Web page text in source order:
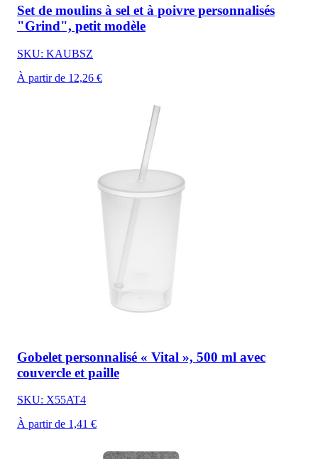
Set de moulins à sel et à poivre personnalisés
"Grind", petit modèle
SKU: KAUBSZ
À partir de 12,26 €
Gobelet personnalisé « Vital », 500 ml avec
couvercle et paille
SKU: X55AT4
À partir de 1,41 €